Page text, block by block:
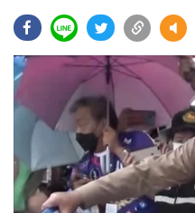
• ละคร
• CbizReview
•
Cyber BIZ
ผู้จัดกวน
Good health & Well-being
• Green Innovation & SD
• Management & HR